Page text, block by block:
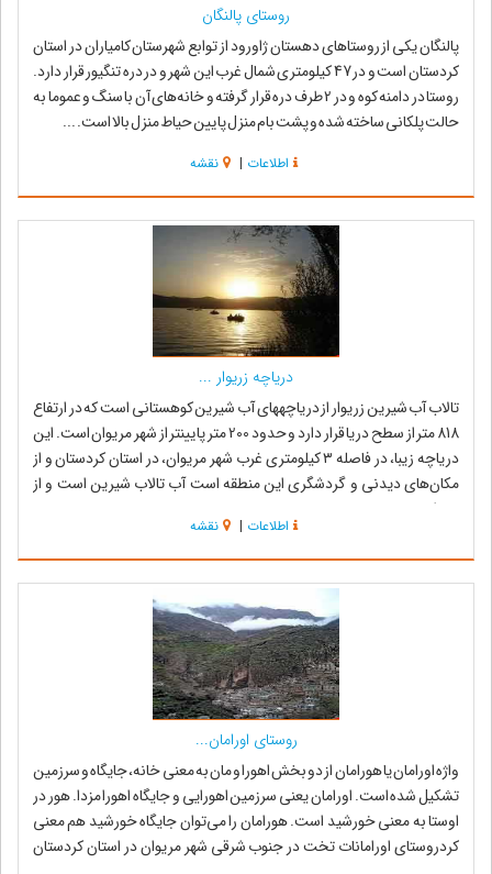
روستای پالنگان
پالنگان یکی از روستاهای دهستان ژاورود از توابع شهرستان کامیاران در استان
کردستان است و در 47 کیلومتری شمال غرب این شهر و در دره تنگیور قرار دارد.
روستا در دامنه کوه و در 2 طرف دره قرار گرفته و خانه‌های آن با سنگ و عموما به
حالت پلکانی ساخته شده و پشت بام منزل پایین حیاط منزل بالا است. ...
اطلاعات | نقشه
دریاچه زریوار ...
تالاب آب شیرین زریوار از دریاچه‎های آب شیرین کوهستانی است که در ارتفاع
818 متر از سطح دریا قرار دارد و حدود 200 متر پایین‎تر از شهر مریوان است. این
دریاچه زیبا، در فاصله ۳ کیلومتری غرب شهر مریوان، در استان کردستان و از
مکان‌های دیدنی و گردشگری این منطقه است آب تالاب شیرین است و از
تعدا...
اطلاعات | نقشه
روستای اورامان...
واژه اورامان یا هورامان از دو بخش اهورا و مان به معنى خانه، جایگاه و سرزمین
تشکیل شده است. اورامان یعنى سرزمین اهورایى و جایگاه اهورا مزدا. هور در
اوستا به معنى خورشید است. هورامان را مى‌توان جایگاه خورشید هم معنى
کردروستای اورامانات تخت در جنوب شرقى شهر مریوان در استان کردستان